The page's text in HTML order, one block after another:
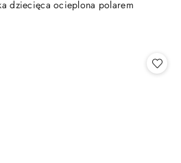
dziecięca ocieplona polarem